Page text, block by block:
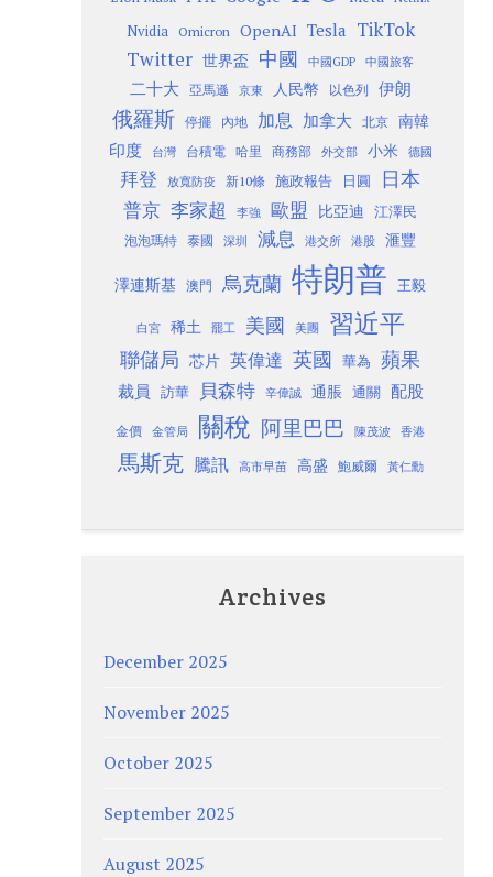
Nvidia Omicron OpenAI Tesla TikTok
Twitter 世界盃 中國 中國GDP 中國旅客
二十大 亞馬遜 京東 人民幣 以色列 伊朗
俄羅斯 停擺 內地 加息 加拿大 北京
南韓
印度
台灣 台積電 哈里 商務部 外交部 小米 德國
拜登 放寬防疫 新10條 施政報告 日圓 日本
普京 李家超 李強 歐盟 比亞迪 江澤民
泡泡瑪特 泰國 深圳 減息 港交所 港股 滙豐
澤連斯基 澳門 烏克蘭 特朗普 王毅
白宮 稀土 罷工 美國 美團 習近平
聯儲局 芯片 英偉達 英國 華為 蘋果
裁員 訪華 貝森特 辛偉誠 通脹 通關 配股
金價 金管局 關稅 阿里巴巴 陳茂波 香港
馬斯克 騰訊 高市早苗 高盛 鮑威爾 黃仁勳
Archives
December 2025
November 2025
October 2025
September 2025
August 2025